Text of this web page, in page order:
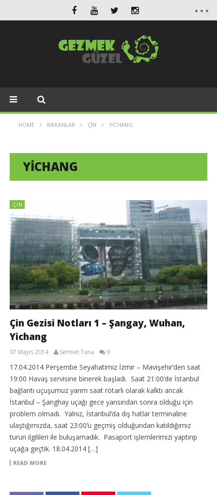
HOME MEKANLAR ÇIN YICHANG
YICHANG
ÇIN
Çin Gezisi Notları 1 – Şangay, Wuhan,
Yichang
07 Mayıs 2014 Sermet Tuna 0
17.04.2014 Perşembe Seyahatimiz İzmir – Mavişehir’den saat
19:00 Havaş servisine binerek başladı. Saat 21:00’de İstanbul
bağlantı uçuşumuz yarım saat rötarlı olarak kalktı ancak
İstanbul – Şanghay uçağı gece yarısından sonra olduğu için
problem olmadı. Yalnız, İstanbul’da dış hatlar terminaline
ulaştığımızda, saat 23:00’ü geçmiş olduğundan katıldığımız
turun ilgilileri ile buluşamadık. Pasaport işlemlerimizi yaptırıp
uçağa geçtik. 18.04.2014 […]
READ MORE